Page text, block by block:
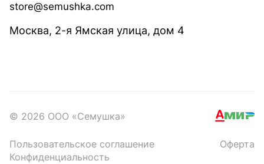
store@semushka.com
Москва, 2-я Ямская улица, дом 4
© 2026 ООО «Семушка»
Пользовательское соглашение
Конфиденциальность
Оферта